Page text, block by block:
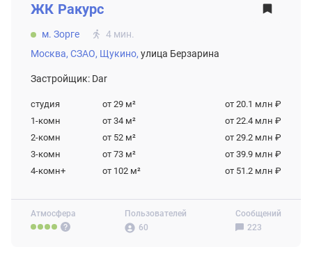
Атмосфера
Пользователей
60
Сообщений
223
ЖК Ракурс
м. Зорге
4 мин.
Москва, СЗАО, Щукино, улица Берзарина
Застройщик: Dar
студия от 29 м²
от 20.1 млн ₽
1-комн
от 34 м²
от 22.4 млн ₽
2-комн
от 52 м²
от 29.2 млн ₽
3-комн
от 73 м²
от 39.9 млн ₽
4-комн+
от 102 м² от 51.2 млн ₽